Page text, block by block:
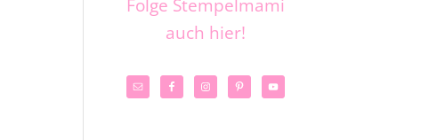
Folge Stempelmami
auch hier!